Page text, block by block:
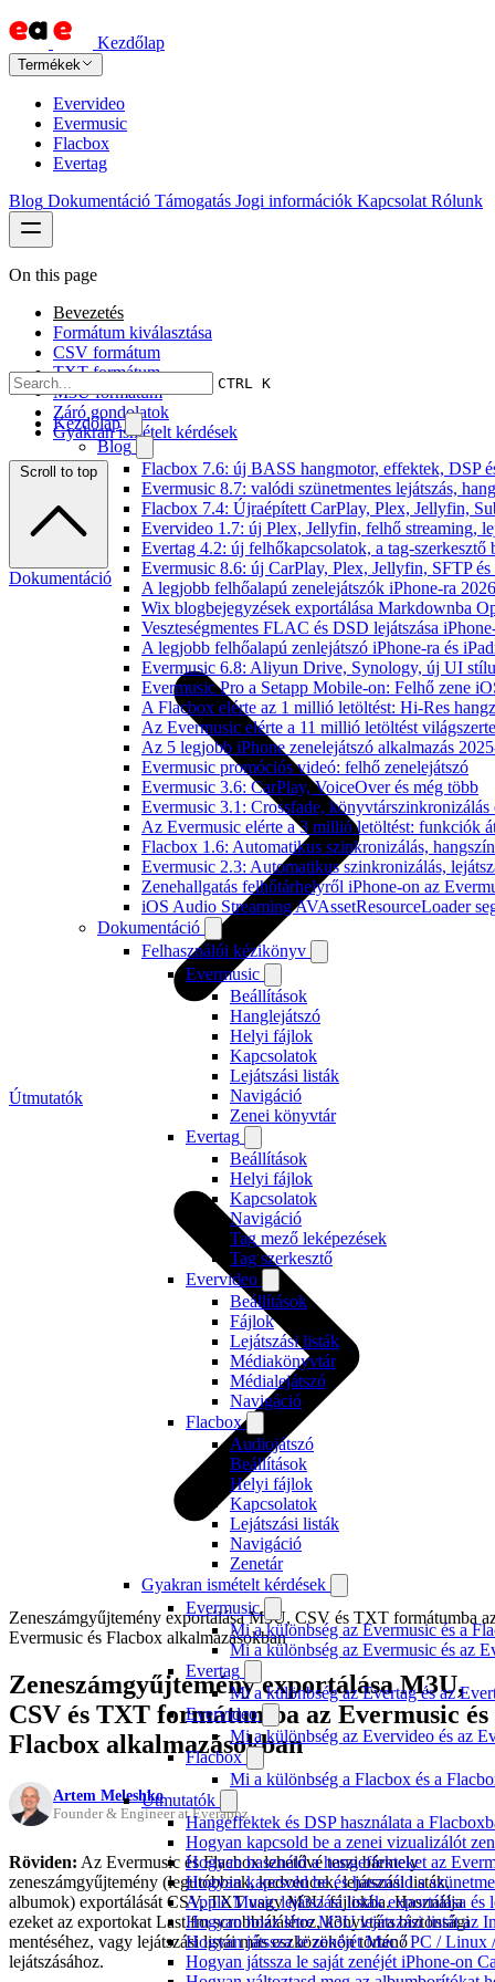
Kezdőlap
Termékek
Evervideo
Evermusic
Flacbox
Evertag
Blog Dokumentáció Támogatás Jogi információk Kapcsolat Rólunk
CTRL K
Kezdőlap
Blog
Flacbox 7.6: új BASS hangmotor, effektek, DSP
Evermusic 8.7: valódi szünetmentes lejátszás,
Flacbox 7.4: Újraépített CarPlay, Plex, Jellyfin,
Evervideo 1.7: új Plex, Jellyfin, felhő streaming,
Evertag 4.2: új felhőkapcsolatok, a tag-szerkesztő
Evermusic 8.6: új CarPlay, Plex, Jellyfin, SFTP
A legjobb felhőalapú zenelejátszók iPhone-ra
Wix blogbejegyzések exportálása Markdownba
Veszteségmentes FLAC és DSD lejátszása
A legjobb felhőalapú zenlejátszó iPhone-ra és
Evermusic 6.8: Aliyun Drive, Synology, új UI
Evermusic Pro a Setapp Mobile-on: Felhő zene
A Flacbox elérte az 1 millió letöltést: Hi-Res
Az Evermusic elérte a 11 millió letöltést világszerte
Az 5 legjobb iPhone zenelejátszó alkalmazás
Evermusic promóciós videó: felhő zenelejátszó
Evermusic 3.6: CarPlay, VoiceOver és még több
Evermusic 3.1: Crossfade, könyvtárszinkronizálás
Az Evermusic elérte a 3 millió letöltést: funkciók
Flacbox 1.6: Automatikus szinkronizálás,
Evermusic 2.3: Automatikus szinkronizálás,
Zenehallgatás felhőtárhelyről iPhone-on az
iOS Audio Streaming AVAssetResourceLoader
Dokumentáció
Felhasználói kézikönyv
Evermusic
Beállítások
Hanglejátszó
Helyi fájlok
Kapcsolatok
Lejátszási listák
Navigáció
Zenei könyvtár
Evertag
Beállítások
Helyi fájlok
Kapcsolatok
Navigáció
Tag mező leképezések
Tag szerkesztő
Evervideo
Beállítások
Fájlok
Lejátszási listák
Médiakönyvtár
Médialejátszó
Navigáció
Flacbox
Audiojátszó
Beállítások
Helyi fájlok
Kapcsolatok
Lejátszási listák
Navigáció
Zenetár
Gyakran ismételt kérdések
Evermusic
Mi a különbség az Evermusic és a
Mi a különbség az Evermusic és az
Evertag
Mi a különbség az Evertag és az
Evervideo
Mi a különbség az Evervideo és az
Flacbox
Mi a különbség a Flacbox és a
Útmutatók
Hangeffektek és DSP használata a
Hogyan kapcsold be a zenei vizualizálót
Hogyan használd a hangeffekteket az
Hogyan kapcsold be és használd a
Apple Music lejátszási listák exportálása és
Hogyan hozz létre M3U lejátszási listát az
Hogyan játssza le zenéjét Mac / PC /
Hogyan játssza le saját zenéjét iPhone-on
On this page
Bevezetés
Formátum kiválasztása
CSV formátum
TXT formátum
M3U formátum
Záró gondolatok
Gyakran ismételt kérdések
Scroll to top
Dokumentáció
Útmutatók
Zeneszámgyűjtemény exportálása M3U, CSV és TXT formátumba
Evermusic és Flacbox alkalmazásokban
Zeneszámgyűjtemény exportálása M3U,
CSV és TXT formátumba az Evermusic és
Flacbox alkalmazásokban
Artem Meleshko
Founder & Engineer at Everappz
Röviden: Az Evermusic és Flacbox lehetővé teszi bármely
zeneszámgyűjtemény (legutóbbiak, kedvencek, lejátszási listák,
albumok) exportálását CSV, TXT vagy M3U fájlokba. Használja
ezeket az exportokat Last.fm scrobbláláshoz, könyvtára biztonsági
mentéséhez, vagy lejátszási listái más eszközökön történő
lejátszásához.